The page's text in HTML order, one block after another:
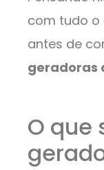
com tudo o
antes de
geradoras
O que